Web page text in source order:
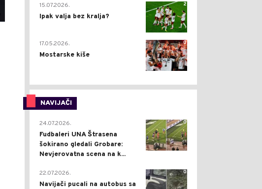
2
15.07.2026.
Ipak valja bez kralja?
0
17.05.2026.
Mostarske kiše
NAVIJAČI
0
24.07.2026.
Fudbaleri UNA Štrasena
šokirano gledali Grobare:
Nevjerovatna scena na k...
0
22.07.2026.
Navijači pucali na autobus sa